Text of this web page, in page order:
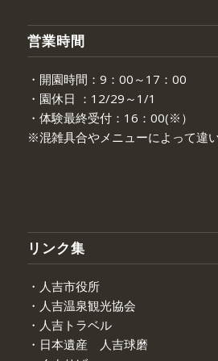
営業時間
・開園時間：9：00～17：00
・園休日 ：12/29～1/1
・体験最終受付：16：00(※）
※混雑具合やメニューによって違い
リンク集
・人吉市役所
・人吉温泉観光協会
・人吉トラベル
・日本遺産 人吉球磨